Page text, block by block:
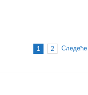
1 2 Следеће